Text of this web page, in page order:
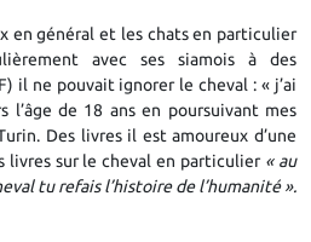
en général et les chats en particulier
avec ses siamois à des
il ne pouvait ignorer le cheval : « j’ai
l’âge de 18 ans en poursuivant mes
Des livres il est amoureux d’une
livres sur le cheval en particulier « au
tu refais l’histoire de l’humanité ».